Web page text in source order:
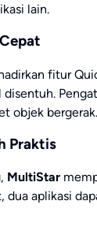
lain.
fitur
objek bergerak.
Praktis
MultiStar
aplikasi